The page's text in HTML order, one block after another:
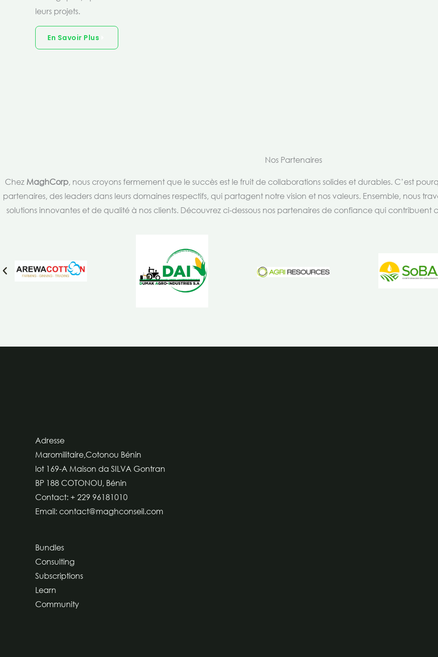
leurs projets.
En Savoir Plus
Nos Partenaires
Chez MaghCorp, nous croyons fermement que le succès est le fruit de collaborations solides et durables. C’est
partenaires, des leaders dans leurs domaines respectifs, qui partagent notre vision et nos valeurs. Ensemble, nous
solutions innovantes et de qualité à nos clients. Découvrez ci-dessous nos partenaires de confiance qui
Adresse
Maromilitaire,Cotonou Bénin
lot 169-A Maison da SILVA Gontran
BP 188 COTONOU, Bénin
Contact: + 229 96181010
Email: contact@maghconseil.com
Bundles
Consulting
Subscriptions
Learn
Community